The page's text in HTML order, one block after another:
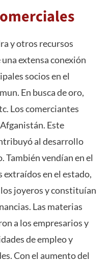
y otros recursos
extensa conexión
socios en el
En busca de oro,
Los comerciantes
Este
al desarrollo
También vendían en el
en el estado,
joyeros y constituían
Las materias
a los empresarios y
de empleo y
Con el aumento del